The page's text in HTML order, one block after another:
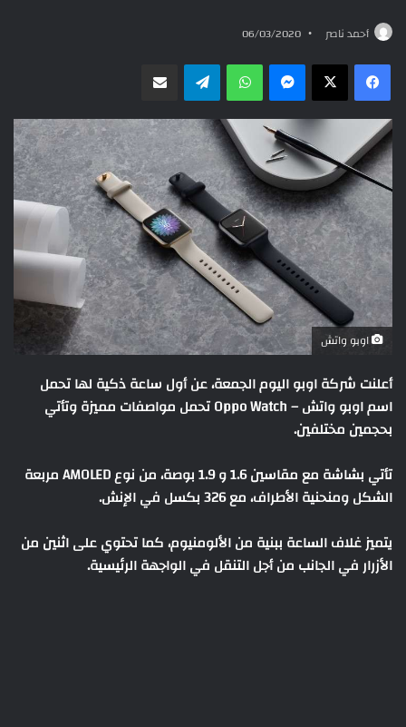
أحمد ناصر 06/03/2020
ماسنجر واتسابتيلقرام
اوبو واتش
أعلنت شركة اوبو اليوم الجمعة، عن أول ساعة ذكية لها تحمل
اسم اوبو واتش – Oppo Watch تحمل مواصفات مميزة وتأتي
بحجمين مختلفين.
تأتي بشاشة مع مقاسين 1.6 و 1.9 بوصة، من نوع AMOLED مربعة
الشكل ومنحنية الأطراف، مع 326 بكسل في الإنش.
يتميز غلاف الساعة ببنية من الألومنيوم، كما تحتوي على اثنين من
الأزرار في الجانب من أجل التنقل في الواجهة الرئيسية.